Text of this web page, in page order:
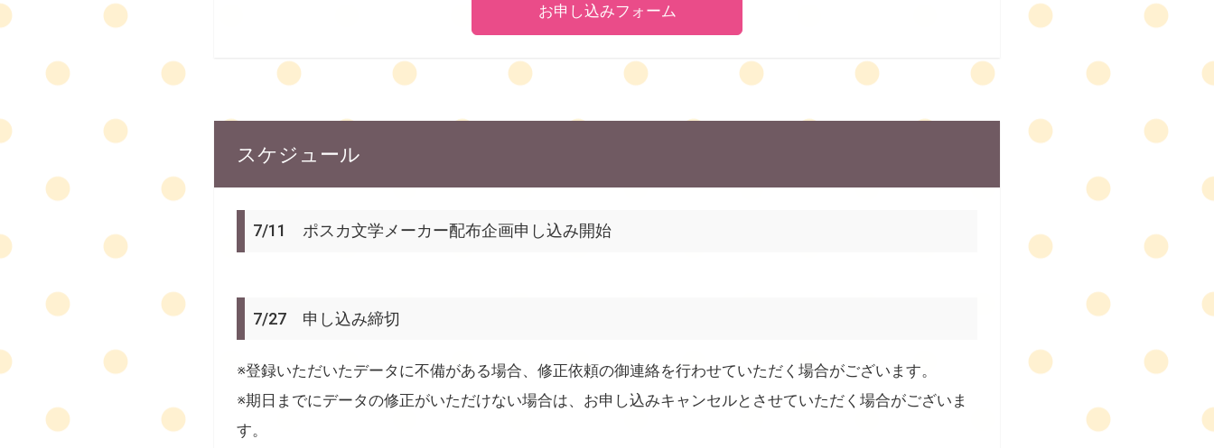
お申し込みフォーム
スケジュール
7/11 ポスカ文学メーカー配布企画申し込み開始
7/27 申し込み締切
※登録いただいたデータに不備がある場合、修正依頼の御連絡を行わせていただく場合がございます。
※期日までにデータの修正がいただけない場合は、お申し込みキャンセルとさせていただく場合がございま
す。